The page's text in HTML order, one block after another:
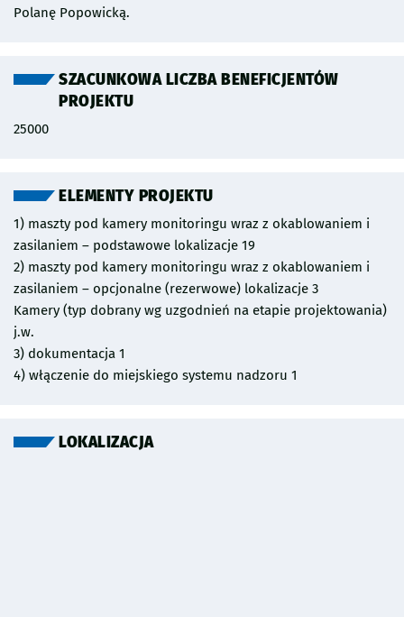
Polanę Popowicką.
SZACUNKOWA LICZBA BENEFICJENTÓW
PROJEKTU
25000
ELEMENTY PROJEKTU
1) maszty pod kamery monitoringu wraz z okablowaniem i
zasilaniem – podstawowe lokalizacje 19
2) maszty pod kamery monitoringu wraz z okablowaniem i
zasilaniem – opcjonalne (rezerwowe) lokalizacje 3
Kamery (typ dobrany wg uzgodnień na etapie projektowania)
j.w.
3) dokumentacja 1
4) włączenie do miejskiego systemu nadzoru 1
LOKALIZACJA